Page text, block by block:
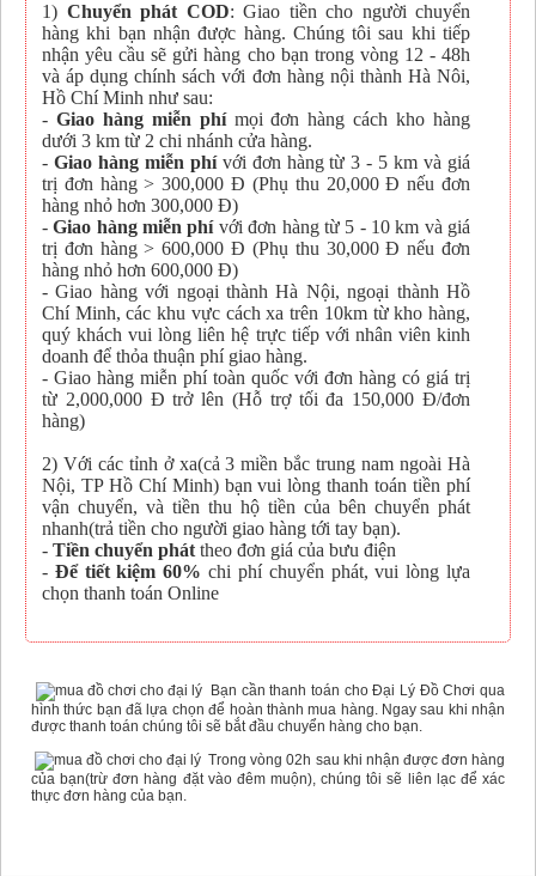
1) Chuyển phát COD: Giao tiền cho người chuyển
hàng khi bạn nhận được hàng. Chúng tôi sau khi tiếp
nhận yêu cầu sẽ gửi hàng cho bạn trong vòng 12 - 48h
và áp dụng chính sách với đơn hàng nội thành Hà Nôi,
Hồ Chí Minh như sau:
- Giao hàng miễn phímọi đơn hàng cách kho hàng
dưới 3 km từ 2 chi nhánh cửa hàng.
- Giao hàng miễn phívới đơn hàng từ 3 - 5 km và giá
trị đơn hàng > 300,000 Đ (Phụ thu 20,000 Đ nếu đơn
hàng nhỏ hơn 300,000 Đ)
-Giao hàng miễn phívới đơn hàng từ 5 - 10 km và giá
trị đơn hàng > 600,000 Đ (Phụ thu 30,000 Đ nếu đơn
hàng nhỏ hơn 600,000 Đ)
- Giao hàng với ngoại thành Hà Nội, ngoại thành Hồ
Chí Minh, các khu vực cách xa trên 10km từ kho hàng,
quý khách vui lòng liên hệ trực tiếp với nhân viên kinh
doanh để thỏa thuận phí giao hàng.
- Giao hàng miễn phí toàn quốc với đơn hàng có giá trị
từ 2,000,000 Đ trở lên (Hỗ trợ tối đa 150,000 Đ/đơn
hàng)
2) Với các tỉnh ở xa(cả 3 miền bắc trung nam ngoài Hà
Nội, TP Hồ Chí Minh) bạn vui lòng thanh toán tiền phí
vận chuyển, và tiền thu hộ tiền của bên chuyển phát
nhanh(trả tiền cho người giao hàng tới tay bạn).
- Tiền chuyển phát theo đơn giá của bưu điện
- Để tiết kiệm 60% chi phí chuyển phát, vui lòng lựa
chọn thanh toán Online
Bạn cần thanh toán cho Đại Lý Đồ Chơi qua
hình thức bạn đã lựa chọn để hoàn thành mua hàng. Ngay sau khi nhận
được thanh toán chúng tôi sẽ bắt đầu chuyển hàng cho bạn.
Trong vòng 02h sau khi nhận được đơn hàng
của bạn(trừ đơn hàng đặt vào đêm muộn), chúng tôi sẽ liên lạc để xác
thực đơn hàng của bạn.